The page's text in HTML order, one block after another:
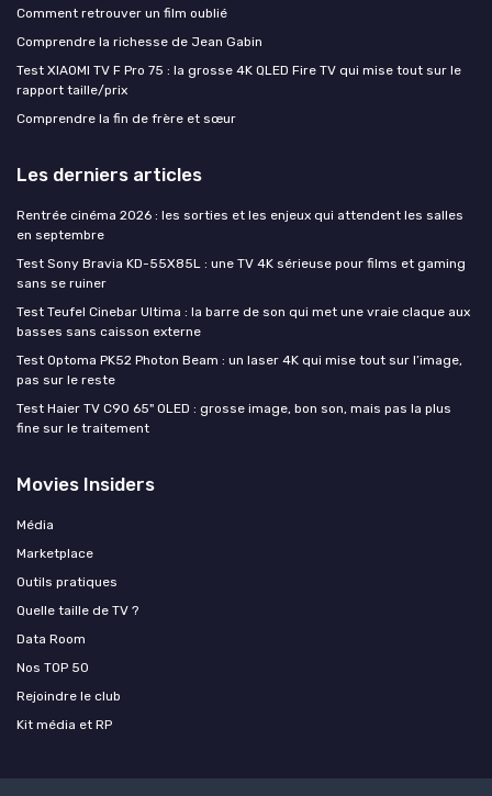
Comment retrouver un film oublié
Comprendre la richesse de Jean Gabin
Test XIAOMI TV F Pro 75 : la grosse 4K QLED Fire TV qui mise tout sur le
rapport taille/prix
Comprendre la fin de frère et sœur
Les derniers articles
Rentrée cinéma 2026 : les sorties et les enjeux qui attendent les salles
en septembre
Test Sony Bravia KD-55X85L : une TV 4K sérieuse pour films et gaming
sans se ruiner
Test Teufel Cinebar Ultima : la barre de son qui met une vraie claque aux
basses sans caisson externe
Test Optoma PK52 Photon Beam : un laser 4K qui mise tout sur l’image,
pas sur le reste
Test Haier TV C90 65" OLED : grosse image, bon son, mais pas la plus
fine sur le traitement
Movies Insiders
Média
Marketplace
Outils pratiques
Quelle taille de TV ?
Data Room
Nos TOP 50
Rejoindre le club
Kit média et RP